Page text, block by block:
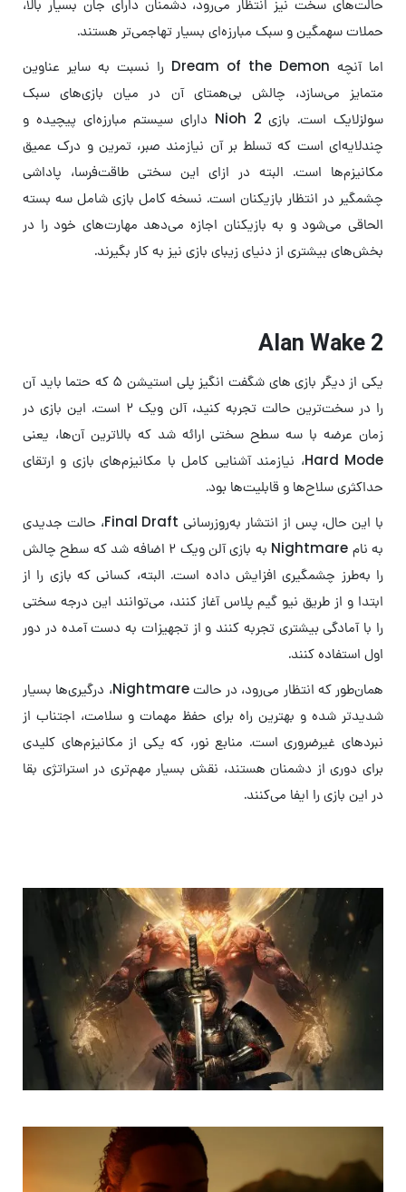
حملات سهمگین و سبک مبارزه‌ای بسیار تهاجمی‌تر هستند.
اما آنچه Dream of the Demon را نسبت به سایر عناوین
متمایز می‌سازد، چالش بی‌همتای آن در میان بازی‌های سبک
سولزلایک است. بازی Nioh 2 دارای سیستم مبارزه‌ای پیچیده و
چندلایه‌ای است که تسلط بر آن نیازمند صبر، تمرین و درک عمیق
مکانیزم‌ها است. البته در ازای این سختی طاقت‌فرسا، پاداشی
چشمگیر در انتظار بازیکنان است. نسخه کامل بازی شامل سه بسته
الحاقی می‌شود و به بازیکنان اجازه می‌دهد مهارت‌های خود را در
بخش‌های بیشتری از دنیای زیبای بازی نیز به کار بگیرند.
Alan Wake 2
یکی از دیگر بازی های شگفت انگیز پلی استیشن ۵ که حتما باید آن
را در سخت‌ترین حالت تجربه کنید، آلن ویک ۲ است. این بازی در
زمان عرضه با سه سطح سختی ارائه شد که بالاترین آن‌ها، یعنی
Hard Mode، نیازمند آشنایی کامل با مکانیزم‌های بازی و ارتقای
حداکثری سلاح‌ها و قابلیت‌ها بود.
با این حال، پس از انتشار به‌روزرسانی Final Draft، حالت جدیدی
به نام Nightmare به بازی آلن ویک ۲ اضافه شد که سطح چالش
را به‌طرز چشمگیری افزایش داده است. البته، کسانی که بازی را از
ابتدا و از طریق نیو گیم پلاس آغاز کنند، می‌توانند این درجه سختی
را با آمادگی بیشتری تجربه کنند و از تجهیزات به دست آمده در دور
اول استفاده کنند.
همان‌طور که انتظار می‌رود، در حالت Nightmare، درگیری‌ها بسیار
شدیدتر شده و بهترین راه برای حفظ مهمات و سلامت، اجتناب از
نبردهای غیرضروری است. منابع نور، که یکی از مکانیزم‌های کلیدی
برای دوری از دشمنان هستند، نقش بسیار مهم‌تری در استراتژی بقا
در این بازی را ایفا می‌کنند.